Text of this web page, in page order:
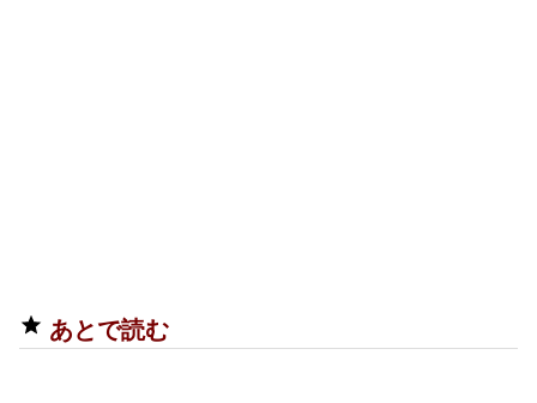
あとで読む